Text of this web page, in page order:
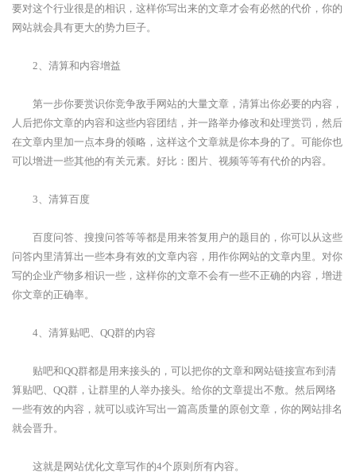
要对这个行业很是的相识，这样你写出来的文章才会有必然的代价，你的
网站就会具有更大的势力巨子。
2、清算和内容增益
第一步你要赏识你竞争敌手网站的大量文章，清算出你必要的内容，
人后把你文章的内容和这些内容团结，并一路举办修改和处理赏罚，然后
在文章内里加一点本身的领略，这样这个文章就是你本身的了。可能你也
可以增进一些其他的有关元素。好比：图片、视频等等有代价的内容。
3、清算百度
百度问答、搜搜问答等等都是用来答复用户的题目的，你可以从这些
问答内里清算出一些本身有效的文章内容，用作你网站的文章内里。对你
写的企业产物多相识一些，这样你的文章不会有一些不正确的内容，增进
你文章的正确率。
4、清算贴吧、QQ群的内容
贴吧和QQ群都是用来接头的，可以把你的文章和网站链接宣布到清
算贴吧、QQ群，让群里的人举办接头。给你的文章提出不敷。然后网络
一些有效的内容，就可以或许写出一篇高质量的原创文章，你的网站排名
就会晋升。
这就是网站优化文章写作的4个原则所有内容。